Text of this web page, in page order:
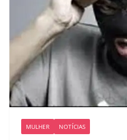
MULHER NOTÍCIAS